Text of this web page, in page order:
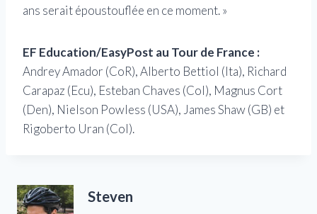
ans serait époustouflée en ce moment. »
EF Education/EasyPost au Tour de France :
Andrey Amador (CoR), Alberto Bettiol (Ita), Richard
Carapaz (Ecu), Esteban Chaves (Col), Magnus Cort
(Den), Nielson Powless (USA), James Shaw (GB) et
Rigoberto Uran (Col).
Steven